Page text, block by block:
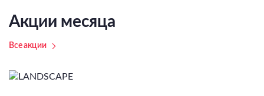
Акции месяца
Все акции